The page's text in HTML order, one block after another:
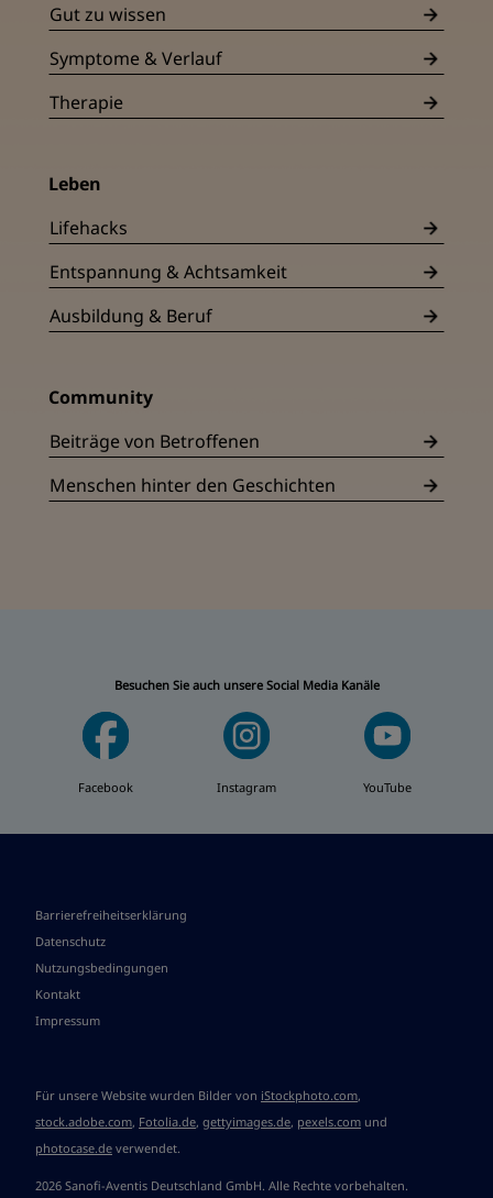
Gut zu wissen
Symptome & Verlauf
Therapie
Leben
Lifehacks
Entspannung & Achtsamkeit
Ausbildung & Beruf
Community
Beiträge von Betroffenen
Menschen hinter den Geschichten
Besuchen Sie auch unsere Social Media Kanäle
Facebook Instagram YouTube
Barrierefreiheitserklärung
Datenschutz
Nutzungsbedingungen
Kontakt
Impressum
Für unsere Website wurden Bilder von iStockphoto.com,
stock.adobe.com, Fotolia.de, gettyimages.de, pexels.com und
photocase.de verwendet.
2026 Sanofi-Aventis Deutschland GmbH. Alle Rechte vorbehalten.